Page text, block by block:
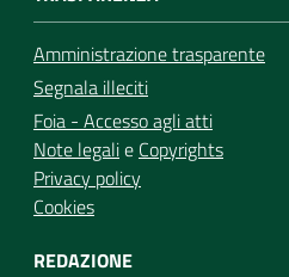
Amministrazione trasparente
Segnala illeciti
Foia - Accesso agli atti
Note legalie Copyrights
Privacy policy
Cookies
REDAZIONE